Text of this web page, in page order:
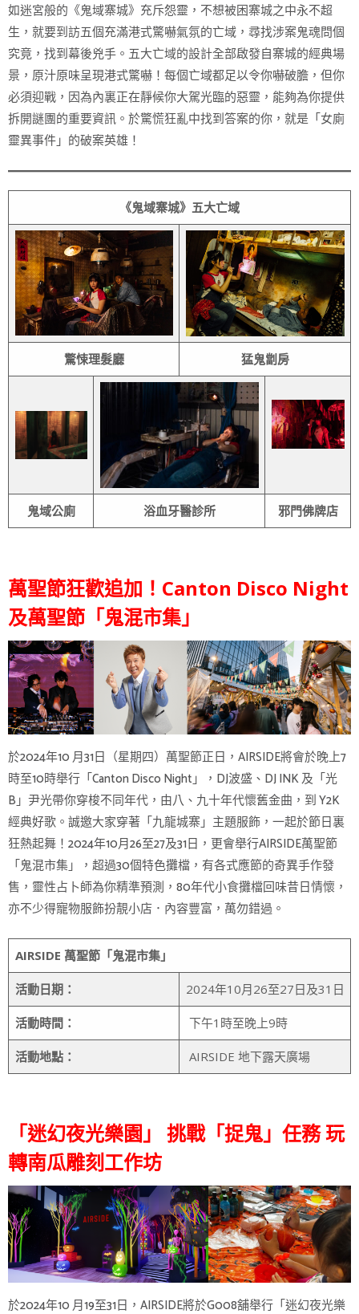
如迷宮般的《鬼域寨城》充斥怨靈，不想被困寨城之中永不超
生，就要到訪五個充滿港式驚嚇氣氛的亡域，尋找涉案鬼魂問個
究竟，找到幕後兇手。五大亡域的設計全部啟發自寨城的經典場
景，原汁原味呈現港式驚嚇！每個亡域都足以令你嚇破膽，但你
必須迎戰，因為內裏正在靜候你大駕光臨的惡靈，能夠為你提供
拆開謎團的重要資訊。於驚慌狂亂中找到答案的你，就是「女廁
靈異事件」的破案英雄！
《鬼域寨城》五大亡域
驚悚理髮廳 猛鬼劏房
鬼域公廁 浴血牙醫診所 邪門佛牌店
萬聖節狂歡追加！Canton Disco Night
及萬聖節「鬼混市集」
於2024年10 月31日（星期四）萬聖節正日，AIRSIDE將會於晚上7
時至10時舉行「Canton Disco Night」，DJ波盛、DJ INK 及「光
B」尹光帶你穿梭不同年代，由八、九十年代懷舊金曲，到 Y2K
經典好歌。誠邀大家穿著「九龍城寨」主題服飾，一起於節日裏
狂熱起舞！2024年10月26至27及31日，更會舉行AIRSIDE萬聖節
「鬼混市集」，超過30個特色攤檔，有各式應節的奇異手作發
售，靈性占卜師為你精準預測，80年代小食攤檔回味昔日情懷，
亦不少得寵物服飾扮靚小店．內容豐富，萬勿錯過。
AIRSIDE 萬聖節「鬼混市集」
活動日期： 2024年10月26至27日及31日
活動時間： 下午1時至晚上9時
活動地點： AIRSIDE 地下露天廣場
「迷幻夜光樂園」 挑戰「捉鬼」任務 玩
轉南瓜雕刻工作坊
於2024年10 月19至31日，AIRSIDE將於G008舖舉行「迷幻夜光樂